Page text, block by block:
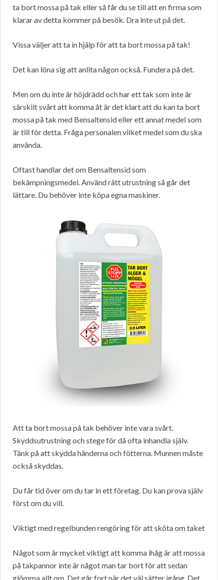
ta bort mossa på tak eller så får du se till att en firma som
klarar av detta kommer på besök. Dra inte ut på det.
Vissa väljer att ta in hjälp för att ta bort mossa på tak!
Det kan löna sig att anlita någon också. Fundera på det.
Men om du inte är höjdrädd och har ett tak som inte är
särskilt svårt att komma åt är det klart att du kan ta bort
mossa på tak med Bensaltensid eller ett annat medel som
är till för detta. Fråga personalen vilket medel som du ska
använda.
Oftast handlar det om Bensaltensid som
bekämpningsmedel. Använd rätt utrustning så går det
lättare. Du behöver inte köpa egna maskiner.
Att ta bort mossa på tak behöver inte vara svårt.
Skyddsutrustning och stege för då ofta inhandla själv.
Tänk på att skydda händerna och fötterna. Munnen måste
också skyddas.
Du får tid över om du tar in ett företag. Du kan prova själv
först om du vill.
Viktigt med regelbunden rengöring för att sköta om taket
Något som är mycket viktigt att komma ihåg är att mossa
på takpannor inte är något man tar bort för att sedan
glömma allt om. Det går fort när det väl sätter igång. Det